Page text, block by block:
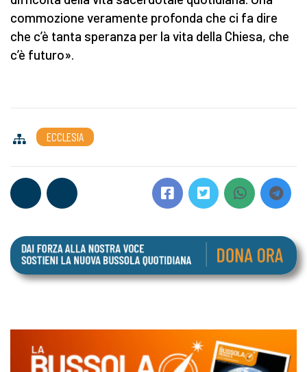
commozione veramente profonda che ci fa dire
che c’è tanta speranza per la vita della Chiesa, che
c’è futuro».
ECCLESIA